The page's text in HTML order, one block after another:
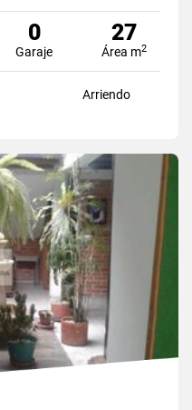
0
Garaje
27
Área m2
Arriendo